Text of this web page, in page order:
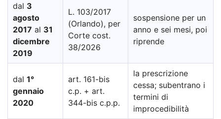
dal 3
agosto
2017 al 31
dicembre
2019
L. 103/2017
(Orlando), per
Corte cost.
38/2026
sospensione per un
anno e sei mesi, poi
riprende
dal 1°
gennaio
2020
art. 161-bis
c.p. + art.
344-bis c.p.p.
la prescrizione
cessa; subentrano i
termini di
improcedibilità